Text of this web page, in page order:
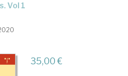
Vol 1
35,00 €